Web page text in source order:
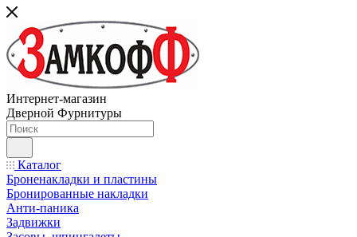
Интернет-магазин
Дверной Фурнитуры
Каталог
Броненакладки и пластины
Бронированные накладки
Анти-паника
Задвижки